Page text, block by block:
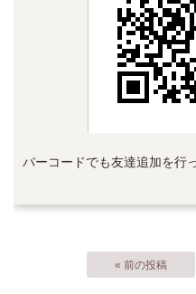
バーコードでも友達追加を行
« 前の投稿